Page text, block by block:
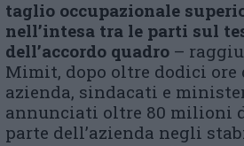
taglio occupazionale
nell’intesa tra le parti sul
dell’accordo quadro –
Mimit, dopo oltre dodici
azienda, sindacati e
annunciati oltre 80 milioni
parte dell’azienda negli